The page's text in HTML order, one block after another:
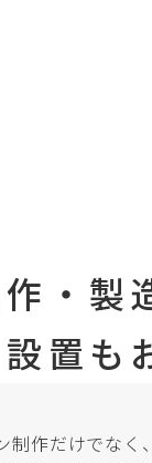
・製
置も
制作だけでな